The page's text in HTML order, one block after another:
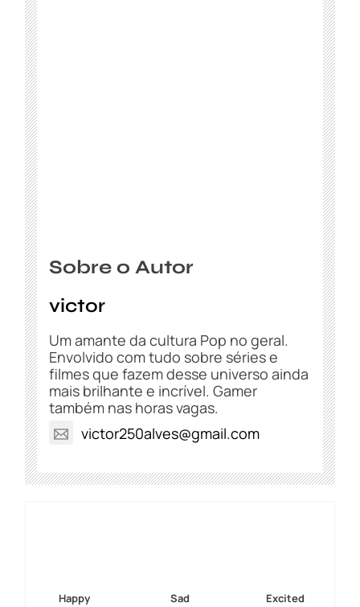
Sobre o Autor
victor
Um amante da cultura Pop no geral.
Envolvido com tudo sobre séries e
filmes que fazem desse universo ainda
mais brilhante e incrível. Gamer
também nas horas vagas.
victor250alves@gmail.com
Happy Sad Excited